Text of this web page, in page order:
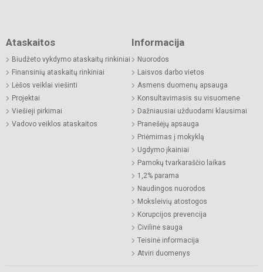
Ataskaitos
Biudžeto vykdymo ataskaitų rinkiniai
Finansinių ataskaitų rinkiniai
Lėšos veiklai viešinti
Projektai
Viešieji pirkimai
Vadovo veiklos ataskaitos
Informacija
Nuorodos
Laisvos darbo vietos
Asmens duomenų apsauga
Konsultavimasis su visuomene
Dažniausiai užduodami klausimai
Pranešėjų apsauga
Priėmimas į mokyklą
Ugdymo įkainiai
Pamokų tvarkaraščio laikas
1,2% parama
Naudingos nuorodos
Moksleivių atostogos
Korupcijos prevencija
Civilinė sauga
Teisinė informacija
Atviri duomenys